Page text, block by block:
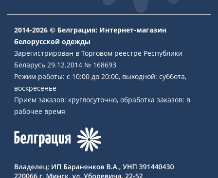
2014-2026 © Белграция: Интернет-магазин
белорусской одежды
Зарегистрирован в Торговом реестре Республики
Беларусь 29.12.2014 № 168693
Режим работы: с 10:00 до 20:00, выходной: суббота,
воскресенье
Прием заказов: круглосуточно, обработка заказов: в
рабочее время